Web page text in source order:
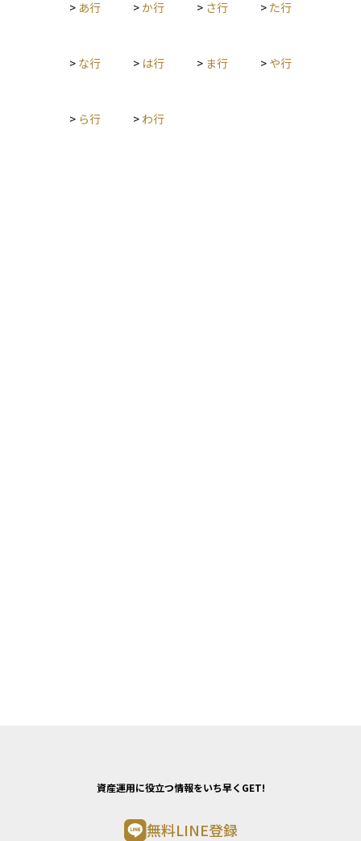
判断がしやすくなり、精神的な安心感にもつながります。
> あ行 >か行 > さ行 > た行
> な行 > は行 > ま行 > や行
> ら行 > わ行
資産運用に役立つ情報をいち早くGET!
無料LINE登録